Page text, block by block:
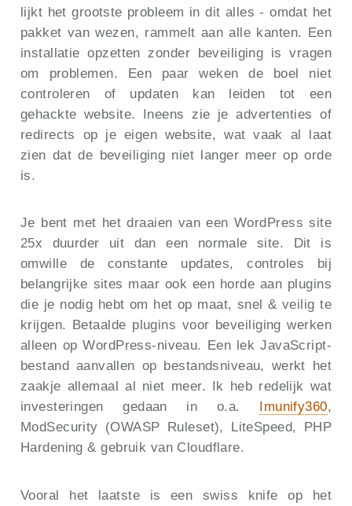
lijkt het grootste probleem in dit alles - omdat het
pakket van wezen, rammelt aan alle kanten. Een
installatie opzetten zonder beveiliging is vragen
om problemen. Een paar weken de boel niet
controleren of updaten kan leiden tot een
gehackte website. Ineens zie je advertenties of
redirects op je eigen website, wat vaak al laat
zien dat de beveiliging niet langer meer op orde
is.
Je bent met het draaien van een WordPress site
25x duurder uit dan een normale site. Dit is
omwille de constante updates, controles bij
belangrijke sites maar ook een horde aan plugins
die je nodig hebt om het op maat, snel & veilig te
krijgen. Betaalde plugins voor beveiliging werken
alleen op WordPress-niveau. Een lek JavaScript-
bestand aanvallen op bestandsniveau, werkt het
zaakje allemaal al niet meer. Ik heb redelijk wat
investeringen gedaan in o.a. Imunify360,
ModSecurity (OWASP Ruleset), LiteSpeed, PHP
Hardening & gebruik van Cloudflare.
Vooral het laatste is een swiss knife op het